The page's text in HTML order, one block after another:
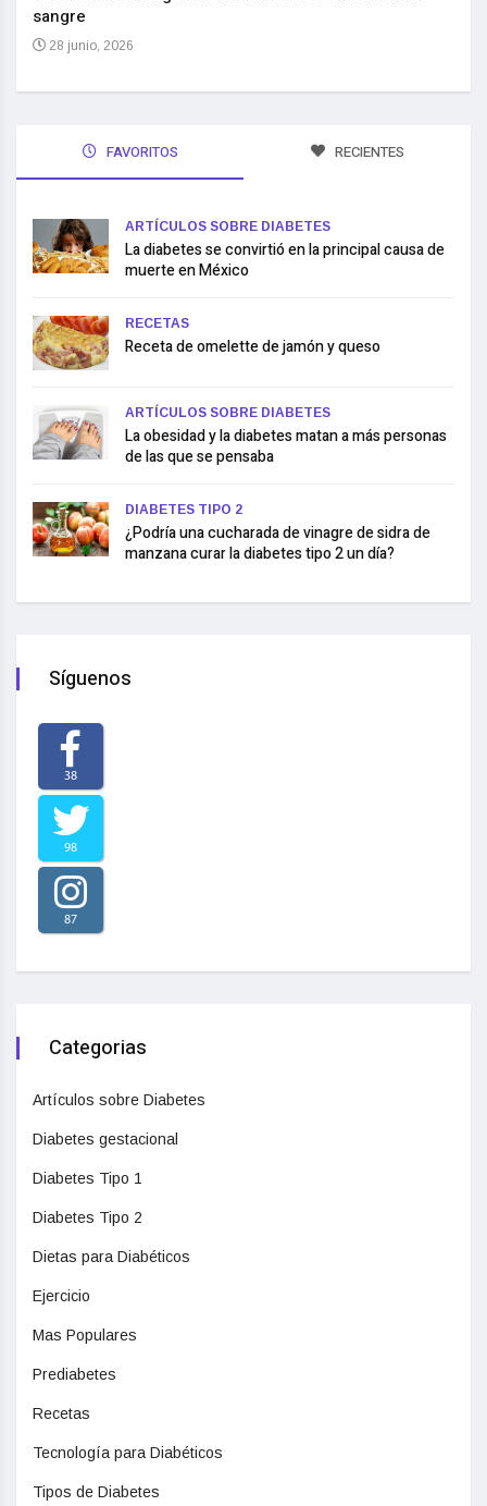
sangre
28 junio, 2026
FAVORITOS RECIENTES
ARTÍCULOS SOBRE DIABETES
La diabetes se convirtió en la principal causa de
muerte en México
RECETAS
Receta de omelette de jamón y queso
ARTÍCULOS SOBRE DIABETES
La obesidad y la diabetes matan a más personas
de las que se pensaba
DIABETES TIPO 2
¿Podría una cucharada de vinagre de sidra de
manzana curar la diabetes tipo 2 un día?
Síguenos
38
98
87
Categorias
Artículos sobre Diabetes
Diabetes gestacional
Diabetes Tipo 1
Diabetes Tipo 2
Dietas para Diabéticos
Ejercicio
Mas Populares
Prediabetes
Recetas
Tecnología para Diabéticos
Tipos de Diabetes